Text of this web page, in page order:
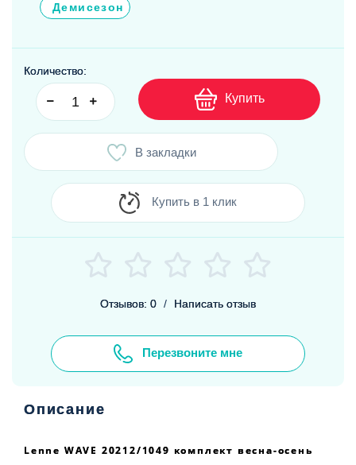
Демисезон
Количество:
Купить
В закладки
Купить в 1 клик
Отзывов: 0 / Написать отзыв
Перезвоните мне
Описание
Lenne WAVE 20212/1049 комплект весна-осень